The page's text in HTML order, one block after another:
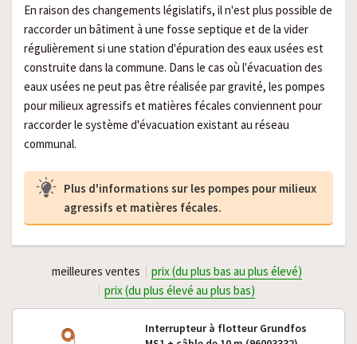
En raison des changements législatifs, il n'est plus possible de
raccorder un bâtiment à une fosse septique et de la vider
régulièrement si une station d'épuration des eaux usées est
construite dans la commune. Dans le cas où l'évacuation des
eaux usées ne peut pas être réalisée par gravité, les pompes
pour milieux agressifs et matières fécales conviennent pour
raccorder le système d'évacuation existant au réseau
communal.
Plus d'informations sur les pompes pour milieux
agressifs et matières fécales.
meilleures ventes
prix (du plus bas au plus élevé)
prix (du plus élevé au plus bas)
Interrupteur à flotteur Grundfos